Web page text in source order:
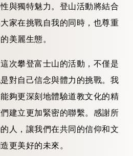
與獨特魅力。登山活動將結合
家在挑戰自我的同時，也尊重
美麗生態。
次攀登富士山的活動，不僅是
對自己信念與體力的挑戰。我
夠更深刻地體驗道教文化的精
建立更加緊密的聯繫。感謝所
人，讓我們在共同的信仰和文
更美好的未來。